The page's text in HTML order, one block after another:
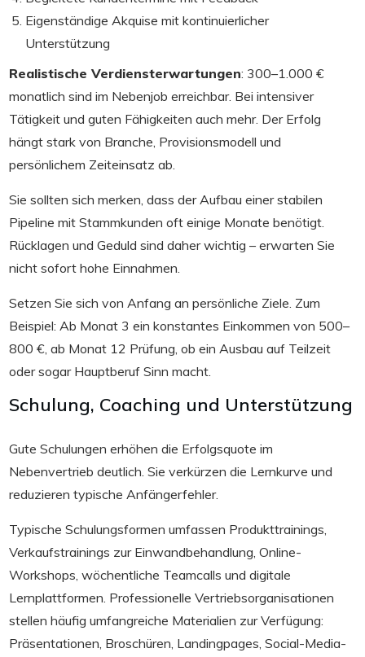
Eigenständige Akquise mit kontinuierlicher
Unterstützung
Realistische Verdiensterwartungen: 300–1.000 €
monatlich sind im Nebenjob erreichbar. Bei intensiver
Tätigkeit und guten Fähigkeiten auch mehr. Der Erfolg
hängt stark von Branche, Provisionsmodell und
persönlichem Zeiteinsatz ab.
Sie sollten sich merken, dass der Aufbau einer stabilen
Pipeline mit Stammkunden oft einige Monate benötigt.
Rücklagen und Geduld sind daher wichtig – erwarten Sie
nicht sofort hohe Einnahmen.
Setzen Sie sich von Anfang an persönliche Ziele. Zum
Beispiel: Ab Monat 3 ein konstantes Einkommen von 500–
800 €, ab Monat 12 Prüfung, ob ein Ausbau auf Teilzeit
oder sogar Hauptberuf Sinn macht.
Schulung, Coaching und Unterstützung
Gute Schulungen erhöhen die Erfolgsquote im
Nebenvertrieb deutlich. Sie verkürzen die Lernkurve und
reduzieren typische Anfängerfehler.
Typische Schulungsformen umfassen Produkttrainings,
Verkaufstrainings zur Einwandbehandlung, Online-
Workshops, wöchentliche Teamcalls und digitale
Lernplattformen. Professionelle Vertriebsorganisationen
stellen häufig umfangreiche Materialien zur Verfügung:
Präsentationen, Broschüren, Landingpages, Social-Media-